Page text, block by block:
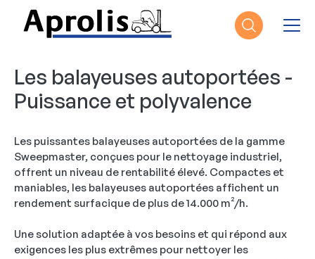
Aller au contenu principal
Les balayeuses autoportées -
Puissance et polyvalence
Les puissantes balayeuses autoportées de la gamme
Sweepmaster, conçues pour le nettoyage industriel,
offrent un niveau de rentabilité élevé. Compactes et
maniables, les balayeuses autoportées affichent un
rendement surfacique de plus de 14.000 m²/h.
Une solution adaptée à vos besoins et qui répond aux
exigences les plus extrêmes pour nettoyer les